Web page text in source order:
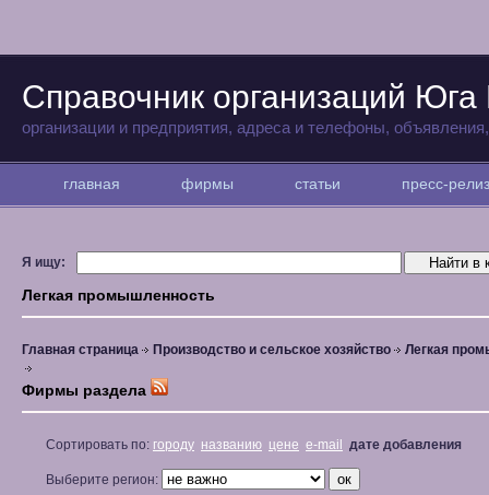
Справочник организаций Юга
организации и предприятия, адреса и телефоны,
главная фирмы статьи пресс-
Я ищу:
Легкая промышленность
Главная страница Производство и сельское хозяйство Легкая
Фирмы раздела
Сортировать по: городу названию цене e-mail дате добавления
Выберите регион: